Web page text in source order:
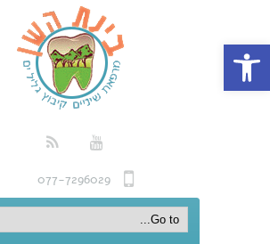
פתח סרגל נגישות
077-7296029